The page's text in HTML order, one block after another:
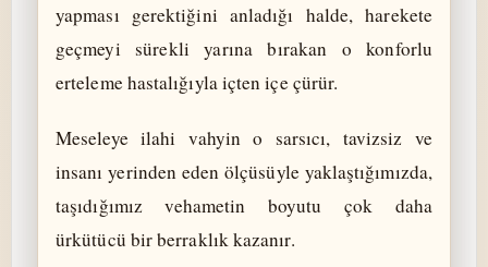
yapması gerektiğini anladığı halde, harekete
geçmeyi sürekli yarına bırakan o konforlu
erteleme hastalığıyla içten içe çürür.
Meseleye ilahi vahyin o sarsıcı, tavizsiz ve
insanı yerinden eden ölçüsüyle yaklaştığımızda,
taşıdığımız vehametin boyutu çok daha
ürkütücü bir berraklık kazanır.